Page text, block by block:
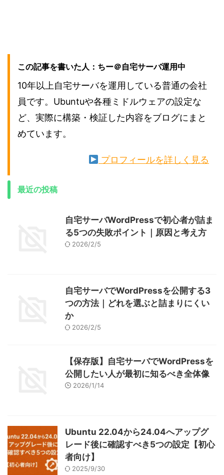
この記事を書いた人：ちー＠自宅サーバ運用中
10年以上自宅サーバを運用している普通の会社
員です。Ubuntuや各種ミドルウェアの設定な
ど、実際に構築・検証した内容をブログにまと
めています。
プロフィールを詳しく見る
最近の投稿
自宅サーバWordPressで初心者が詰ま
る5つの失敗ポイント｜原因と考え方
2026/2/5
自宅サーバでWordPressを公開する3
つの方法｜どれを選ぶと詰まりにくい
か
2026/2/5
【保存版】自宅サーバでWordPressを
公開したい人が最初に知るべき全体像
2026/1/14
Ubuntu 22.04から24.04へアップグ
レード後に確認すべき5つの設定【初心
者向け】
2025/9/30